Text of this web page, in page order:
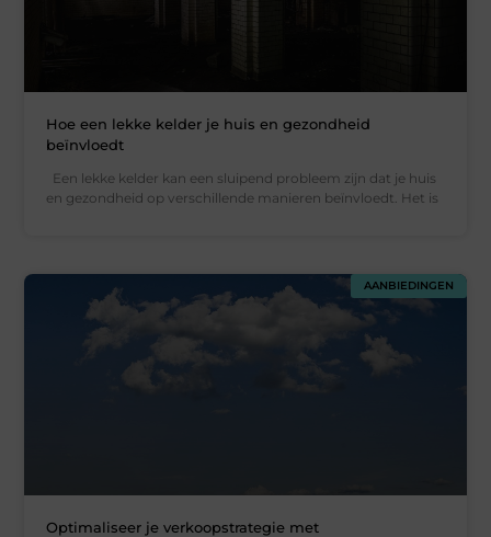
Hoe een lekke kelder je huis en gezondheid
beïnvloedt
Een lekke kelder kan een sluipend probleem zijn dat je huis
en gezondheid op verschillende manieren beïnvloedt. Het is
AANBIEDINGEN
Optimaliseer je verkoopstrategie met